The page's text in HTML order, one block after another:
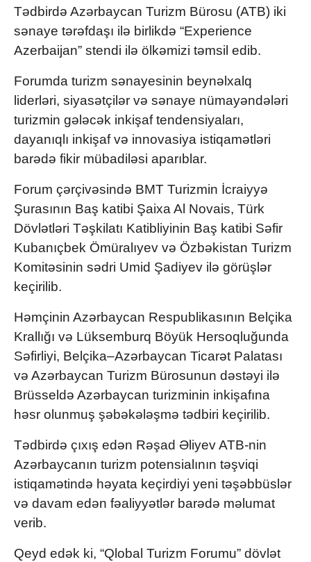
Tədbirdə Azərbaycan Turizm Bürosu (ATB) iki
sənaye tərəfdaşı ilə birlikdə “Experience
Azerbaijan” stendi ilə ölkəmizi təmsil edib.
Forumda turizm sənayesinin beynəlxalq
liderləri, siyasətçilər və sənaye nümayəndələri
turizmin gələcək inkişaf tendensiyaları,
dayanıqlı inkişaf və innovasiya istiqamətləri
barədə fikir mübadiləsi aparıblar.
Forum çərçivəsində BMT Turizmin İcraiyyə
Şurasının Baş katibi Şaixa Al Novais, Türk
Dövlətləri Təşkilatı Katibliyinin Baş katibi Səfir
Kubanıçbek Ömüralıyev və Özbəkistan Turizm
Komitəsinin sədri Umid Şadiyev ilə görüşlər
keçirilib.
Həmçinin Azərbaycan Respublikasının Belçika
Krallığı və Lüksemburq Böyük Hersoqluğunda
Səfirliyi, Belçika–Azərbaycan Ticarət Palatası
və Azərbaycan Turizm Bürosunun dəstəyi ilə
Brüsseldə Azərbaycan turizminin inkişafına
həsr olunmuş şəbəkələşmə tədbiri keçirilib.
Tədbirdə çıxış edən Rəşad Əliyev ATB-nin
Azərbaycanın turizm potensialının təşviqi
istiqamətində həyata keçirdiyi yeni təşəbbüslər
və davam edən fəaliyyətlər barədə məlumat
verib.
Qeyd edək ki, “Qlobal Turizm Forumu” dövlət